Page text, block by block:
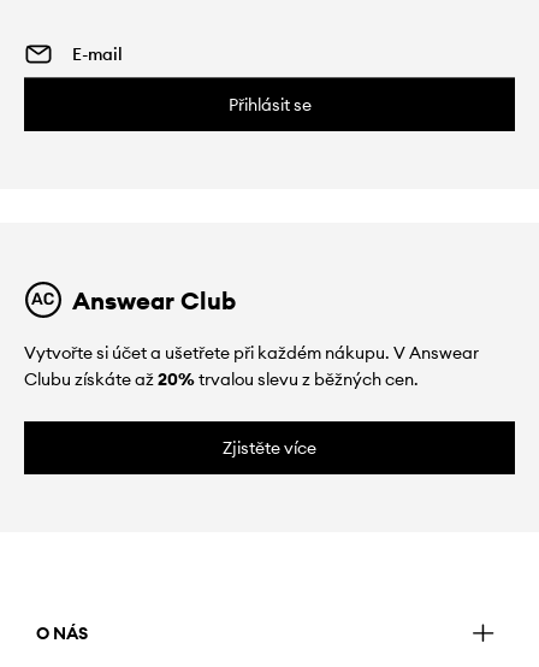
Přihlásit se
Answear Club
Vytvořte si účet a ušetřete při každém nákupu. V Answear
Clubu získáte až20%trvalou slevu z běžných cen.
Zjistěte více
O NÁS